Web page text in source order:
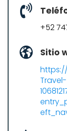
+52
Sitio
Travel-